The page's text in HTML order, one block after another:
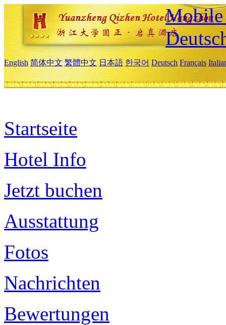
Mobile
English 简体中文 繁體中文 日本語 한국어 Deutsch Français
Startseite
Hotel Info
Jetzt buchen
Ausstattung
Fotos
Nachrichten
Bewertungen